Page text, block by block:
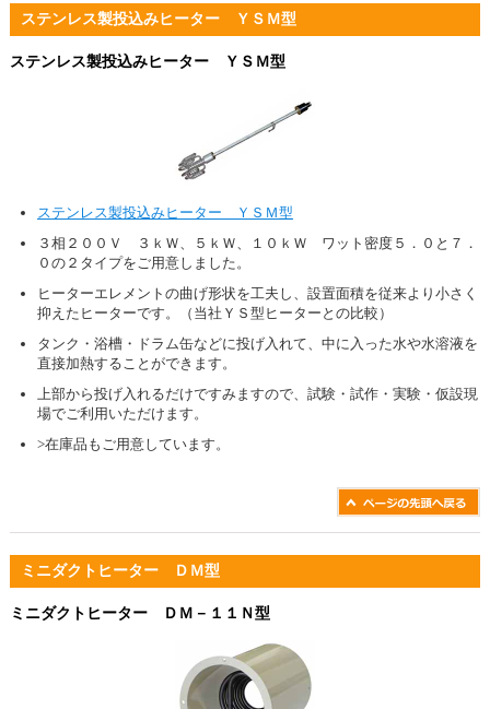
ステンレス製投込みヒーター ＹＳＭ型
ステンレス製投込みヒーター ＹＳＭ型
ステンレス製投込みヒーター ＹＳＭ型
３相２００Ｖ ３ｋＷ、５ｋＷ、１０ｋＷ ワット密度５．０と７．
０の２タイプをご用意しました。
ヒーターエレメントの曲げ形状を工夫し、設置面積を従来より小さく
抑えたヒーターです。（当社ＹＳ型ヒーターとの比較）
タンク・浴槽・ドラム缶などに投げ入れて、中に入った水や水溶液を
直接加熱することができます。
上部から投げ入れるだけですみますので、試験・試作・実験・仮設現
場でご利用いただけます。
>在庫品もご用意しています。
ミニダクトヒーター ＤＭ型
ミニダクトヒーター ＤＭ－１１Ｎ型